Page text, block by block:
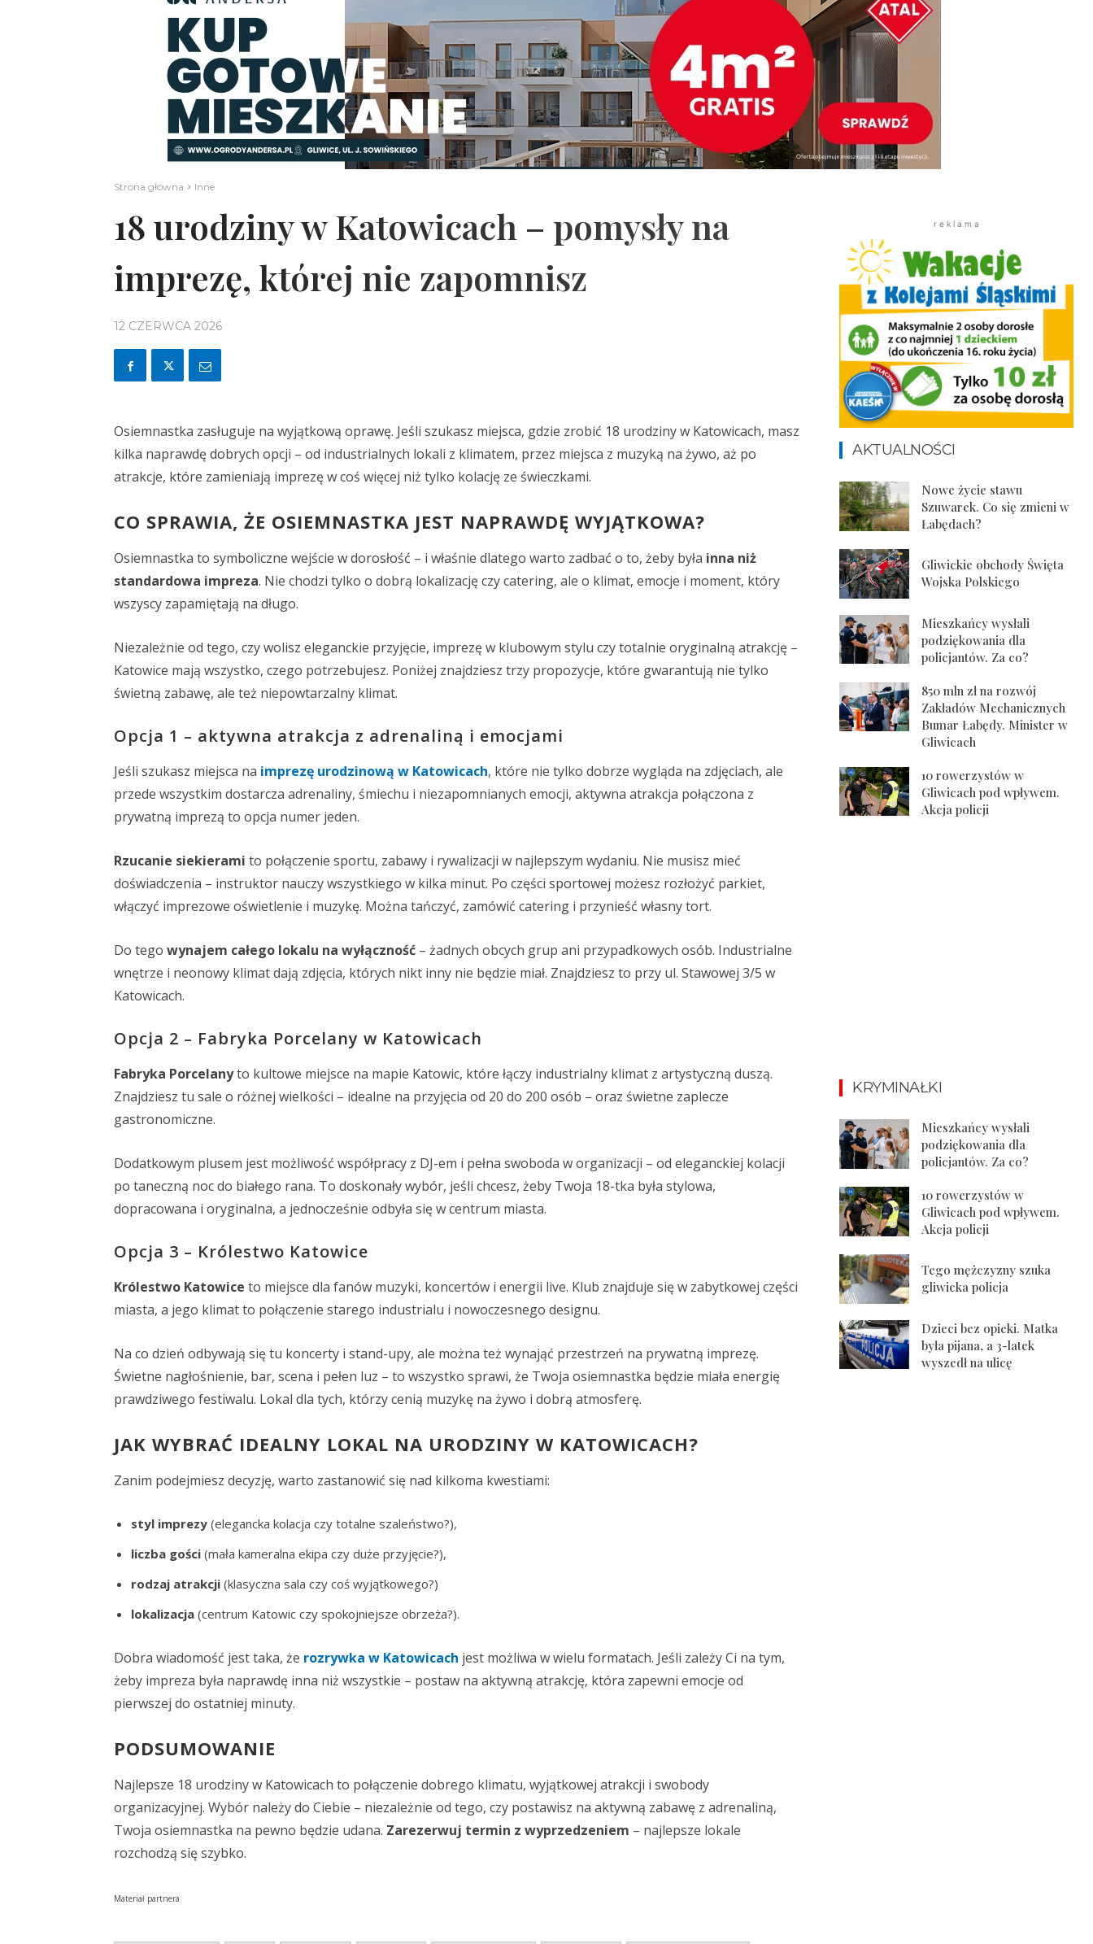
Strona główna Inne
18 urodziny w Katowicach – pomysły na
imprezę, której nie zapomnisz
12 CZERWCA 2026
Osiemnastka zasługuje na wyjątkową oprawę. Jeśli szukasz miejsca, gdzie zrobić 18 urodziny w Katowicach, masz
kilka naprawdę dobrych opcji – od industrialnych lokali z klimatem, przez miejsca z muzyką na żywo, aż po
atrakcje, które zamieniają imprezę w coś więcej niż tylko kolację ze świeczkami.
CO SPRAWIA, ŻE OSIEMNASTKA JEST NAPRAWDĘ WYJĄTKOWA?
Osiemnastka to symboliczne wejście w dorosłość – i właśnie dlatego warto zadbać o to, żeby była inna niż
standardowa impreza. Nie chodzi tylko o dobrą lokalizację czy catering, ale o klimat, emocje i moment, który
wszyscy zapamiętają na długo.
Niezależnie od tego, czy wolisz eleganckie przyjęcie, imprezę w klubowym stylu czy totalnie oryginalną atrakcję –
Katowice mają wszystko, czego potrzebujesz. Poniżej znajdziesz trzy propozycje, które gwarantują nie tylko
świetną zabawę, ale też niepowtarzalny klimat.
Opcja 1 – aktywna atrakcja z adrenaliną i emocjami
Jeśli szukasz miejsca na imprezę urodzinową w Katowicach, które nie tylko dobrze wygląda na zdjęciach, ale
przede wszystkim dostarcza adrenaliny, śmiechu i niezapomnianych emocji, aktywna atrakcja połączona z
prywatną imprezą to opcja numer jeden.
Rzucanie siekierami to połączenie sportu, zabawy i rywalizacji w najlepszym wydaniu. Nie musisz mieć
doświadczenia – instruktor nauczy wszystkiego w kilka minut. Po części sportowej możesz rozłożyć parkiet,
włączyć imprezowe oświetlenie i muzykę. Można tańczyć, zamówić catering i przynieść własny tort.
Do tego wynajem całego lokalu na wyłączność – żadnych obcych grup ani przypadkowych osób. Industrialne
wnętrze i neonowy klimat dają zdjęcia, których nikt inny nie będzie miał. Znajdziesz to przy ul. Stawowej 3/5 w
Katowicach.
Opcja 2 – Fabryka Porcelany w Katowicach
Fabryka Porcelanyto kultowe miejsce na mapie Katowic, które łączy industrialny klimat z artystyczną duszą.
Znajdziesz tu sale o różnej wielkości – idealne na przyjęcia od 20 do 200 osób – oraz świetne zaplecze
gastronomiczne.
Dodatkowym plusem jest możliwość współpracy z DJ-em i pełna swoboda w organizacji – od eleganckiej kolacji
po taneczną noc do białego rana. To doskonały wybór, jeśli chcesz, żeby Twoja 18-tka była stylowa,
dopracowana i oryginalna, a jednocześnie odbyła się w centrum miasta.
Opcja 3 – Królestwo Katowice
Królestwo Katowice to miejsce dla fanów muzyki, koncertów i energii live. Klub znajduje się w zabytkowej części
miasta, a jego klimat to połączenie starego industrialu i nowoczesnego designu.
Na co dzień odbywają się tu koncerty i stand-upy, ale można też wynająć przestrzeń na prywatną imprezę.
Świetne nagłośnienie, bar, scena i pełen luz – to wszystko sprawi, że Twoja osiemnastka będzie miała energię
prawdziwego festiwalu. Lokal dla tych, którzy cenią muzykę na żywo i dobrą atmosferę.
JAK WYBRAĆ IDEALNY LOKAL NA URODZINY W KATOWICACH?
Zanim podejmiesz decyzję, warto zastanowić się nad kilkoma kwestiami:
styl imprezy (elegancka kolacja czy totalne szaleństwo?),
liczba gości (mała kameralna ekipa czy duże przyjęcie?),
rodzaj atrakcji (klasyczna sala czy coś wyjątkowego?)
lokalizacja (centrum Katowic czy spokojniejsze obrzeża?).
Dobra wiadomość jest taka, że rozrywka w Katowicach jest możliwa w wielu formatach. Jeśli zależy Ci na tym,
żeby impreza była naprawdę inna niż wszystkie – postaw na aktywną atrakcję, która zapewni emocje od
pierwszej do ostatniej minuty.
PODSUMOWANIE
Najlepsze 18 urodziny w Katowicach to połączenie dobrego klimatu, wyjątkowej atrakcji i swobody
organizacyjnej. Wybór należy do Ciebie – niezależnie od tego, czy postawisz na aktywną zabawę z adrenaliną,
Twoja osiemnastka na pewno będzie udana. Zarezerwuj termin z wyprzedzeniem – najlepsze lokale
rozchodzą się szybko.
Materiał partnera
r e k l a m a
AKTUALNOŚCI
Nowe życie stawu
Szuwarek. Co się zmieni w
Łabędach?
Gliwickie obchody Święta
Wojska Polskiego
Mieszkańcy wysłali
podziękowania dla
policjantów. Za co?
850 mln zł na rozwój
Zakładów Mechanicznych
Bumar Łabędy. Minister w
Gliwicach
10 rowerzystów w
Gliwicach pod wpływem.
Akcja policji
KRYMINAŁKI
Mieszkańcy wysłali
podziękowania dla
policjantów. Za co?
10 rowerzystów w
Gliwicach pod wpływem.
Akcja policji
Tego mężczyzny szuka
gliwicka policja
Dzieci bez opieki. Matka
była pijana, a 3-latek
wyszedł na ulicę